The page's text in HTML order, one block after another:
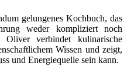
gelungenes Kochbuch, das
weder kompliziert noch
verbindet kulinarische
Wissen und zeigt,
und Energiequelle sein kann.